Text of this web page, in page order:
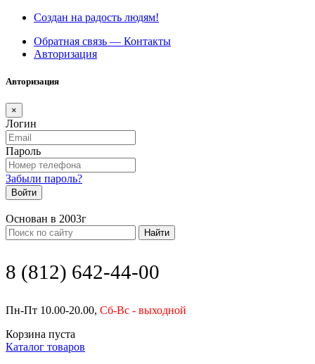
Создан на радость людям!
Обратная связь — Контакты
Авторизация
Авторизация
×
Логин
Пароль
Забыли пароль?
Войти
Основан в 2003г
Найти
8 (812) 642-44-00
Пн-Пт 10.00-20.00, Сб-Вс - выходной
Корзина пуста
Каталог товаров